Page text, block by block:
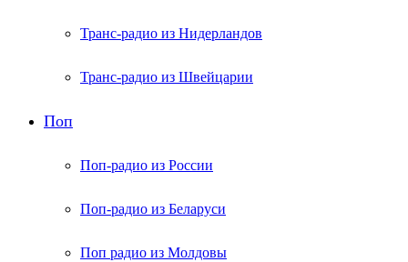
Транс-радио из Нидерландов
Транс-радио из Швейцарии
Поп
Поп-радио из России
Поп-радио из Беларуси
Поп радио из Молдовы